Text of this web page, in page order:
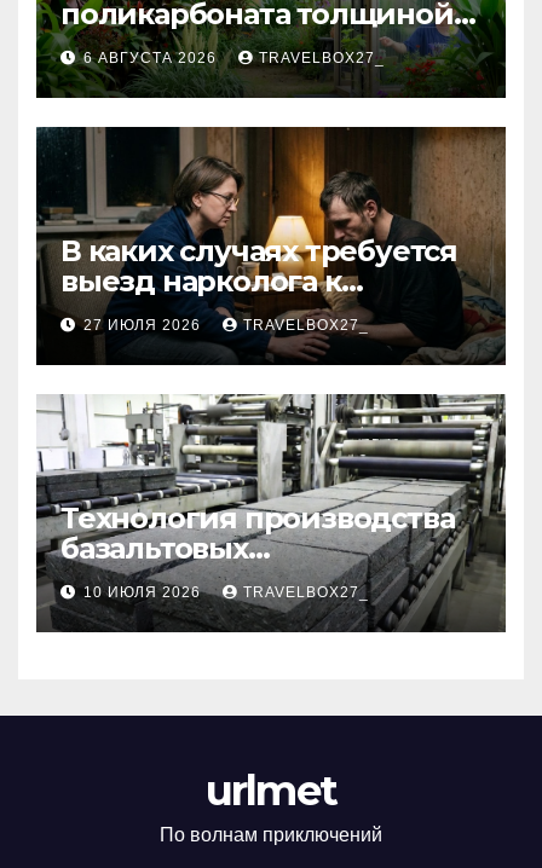
поликарбоната толщиной 4
и 6 мм
6 АВГУСТА 2026 TRAVELBOX27_
В каких случаях требуется
выезд нарколога к
пациенту
27 ИЮЛЯ 2026 TRAVELBOX27_
Технология производства
базальтовых
теплоизоляционных плит
по ГОСТ
10 ИЮЛЯ 2026 TRAVELBOX27_
urlmet
По волнам приключений